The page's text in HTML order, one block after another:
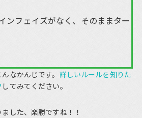
ンフェイズがなく、そのままター
なかんじです。 詳しいルールを知りた
してみてください。
した、楽勝ですね！！